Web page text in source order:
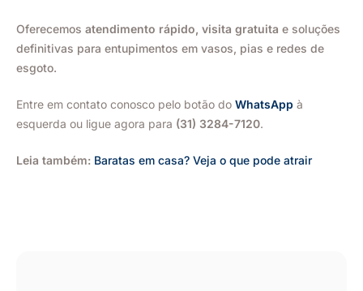
Oferecemos atendimento rápido, visita gratuita e soluções
definitivas para entupimentos em vasos, pias e redes de
esgoto.
Entre em contato conosco pelo botão do WhatsApp à
esquerda ou ligue agora para (31) 3284-7120.
Leia também: Baratas em casa? Veja o que pode atrair